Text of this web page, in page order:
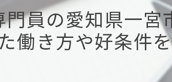
員の愛知県一
働き方や好条件